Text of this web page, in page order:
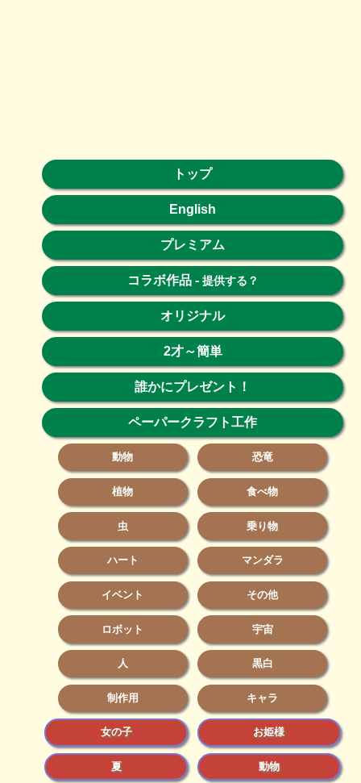
トップ
English
プレミアム
コラボ作品- 提供する？
オリジナル
2才～簡単
誰かにプレゼント！
ペーパークラフト工作
動物 恐竜
植物 食べ物
虫 乗り物
ハート マンダラ
イベント その他
ロボット 宇宙
人 黒白
制作用 キャラ
女の子 お姫様
夏 動物